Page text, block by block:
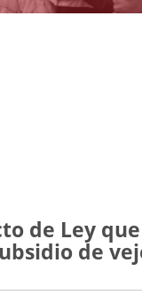
de Ley
de